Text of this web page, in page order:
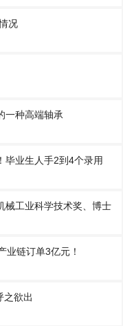
况
一种高端轴承
毕业生人手2到4个录用
械工业科学技术奖、博士
业链订单3亿元！
之欲出